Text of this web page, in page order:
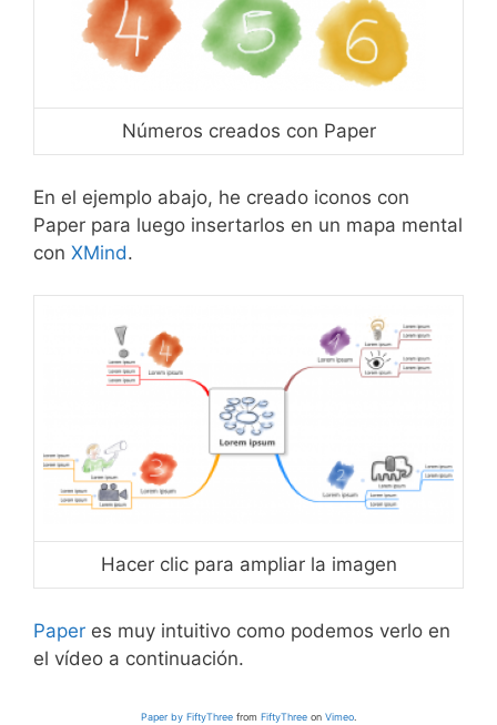
Números creados con Paper
En el ejemplo abajo, he creado iconos con
Paper para luego insertarlos en un mapa mental
con XMind.
Hacer clic para ampliar la imagen
Paper es muy intuitivo como podemos verlo en
el vídeo a continuación.
Paper by FiftyThree from FiftyThree on Vimeo.